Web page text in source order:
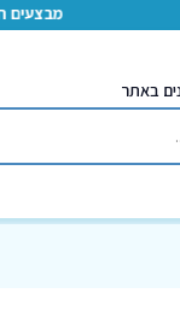
מבצעים חמים
באתר